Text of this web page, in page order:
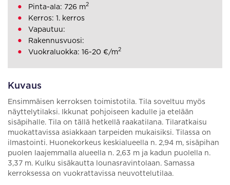
Kuvaus
Ensimmäisen kerroksen toimistotila. Tila soveltuu myös
näyttelytilaksi. Ikkunat pohjoiseen kadulle ja etelään
sisäpihalle. Tila on tällä hetkellä raakatilana. Tilaratkaisu
muokattavissa asiakkaan tarpeiden mukaisiksi. Tilassa on
ilmastointi. Huonekorkeus keskialueella n. 2,94 m, sisäpihan
puolen laajemmalla alueella n. 2,63 m ja kadun puolella n.
3,37 m. Kulku sisäkautta lounasravintolaan. Samassa
kerroksessa on vuokrattavissa neuvottelutilaa.
Pinta-ala: 726 m2
Kerros: 1. kerros
Vapautuu:
Rakennusvuosi:
Vuokraluokka: 16-20 €/m2